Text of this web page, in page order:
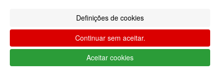
8.3 - Gold10.36€
Definições de cookies
Continuar sem aceitar.
Aceitar cookies